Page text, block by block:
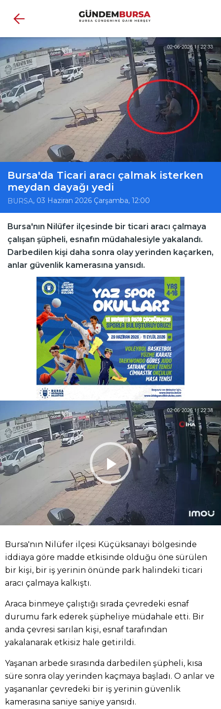
Bursa'da Ticari aracı çalmak isterken
meydan dayağı yedi
BURSA, 03 Haziran 2026 Çarşamba, 12:00
Bursa'nın Nilüfer ilçesinde bir ticari aracı çalmaya
çalışan şüpheli, esnafın müdahalesiyle yakalandı.
Darbedilen kişi daha sonra olay yerinden kaçarken,
anlar güvenlik kamerasına yansıdı.
Bursa'nın Nilüfer ilçesi Küçüksanayi bölgesinde
iddiaya göre madde etkisinde olduğu öne sürülen
bir kişi, bir iş yerinin önünde park halindeki ticari
aracı çalmaya kalkıştı.
Araca binmeye çalıştığı sırada çevredeki esnaf
durumu fark ederek şüpheliye müdahale etti. Bir
anda çevresi sarılan kişi, esnaf tarafından
yakalanarak etkisiz hale getirildi.
Yaşanan arbede sırasında darbedilen şüpheli, kısa
süre sonra olay yerinden kaçmaya başladı. O anlar ve
yaşananlar çevredeki bir iş yerinin güvenlik
kamerasına saniye saniye yansıdı.